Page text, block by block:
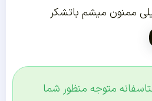
ممنون میشم باتشکر
متوجه منظور شما